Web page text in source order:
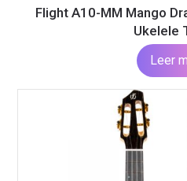
Flight A10-MM Mango
Ukelele
Leer